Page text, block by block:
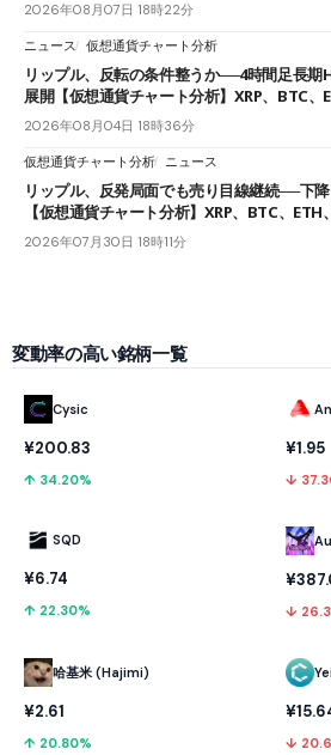
2026年08月07日 18時22分
ニュース 仮想通貨チャート分析
リップル、反転の条件整うか──4時間足長
展開【仮想通貨チャート分析】XRP、BTC、
2026年08月04日 18時36分
仮想通貨チャート分析 ニュース
リップル、反発局面でも売り目線継続──下
【仮想通貨チャート分析】XRP、BTC、ETH
2026年07月30日 18時11分
変動率の高い銘柄一覧
Cysic
¥200.83
↑ 34.20%
SQD
¥6.74
↑ 22.30%
哈基米 (Hajimi)
¥2.61
↑ 20.80%
¥1.95
↓
↓
↓